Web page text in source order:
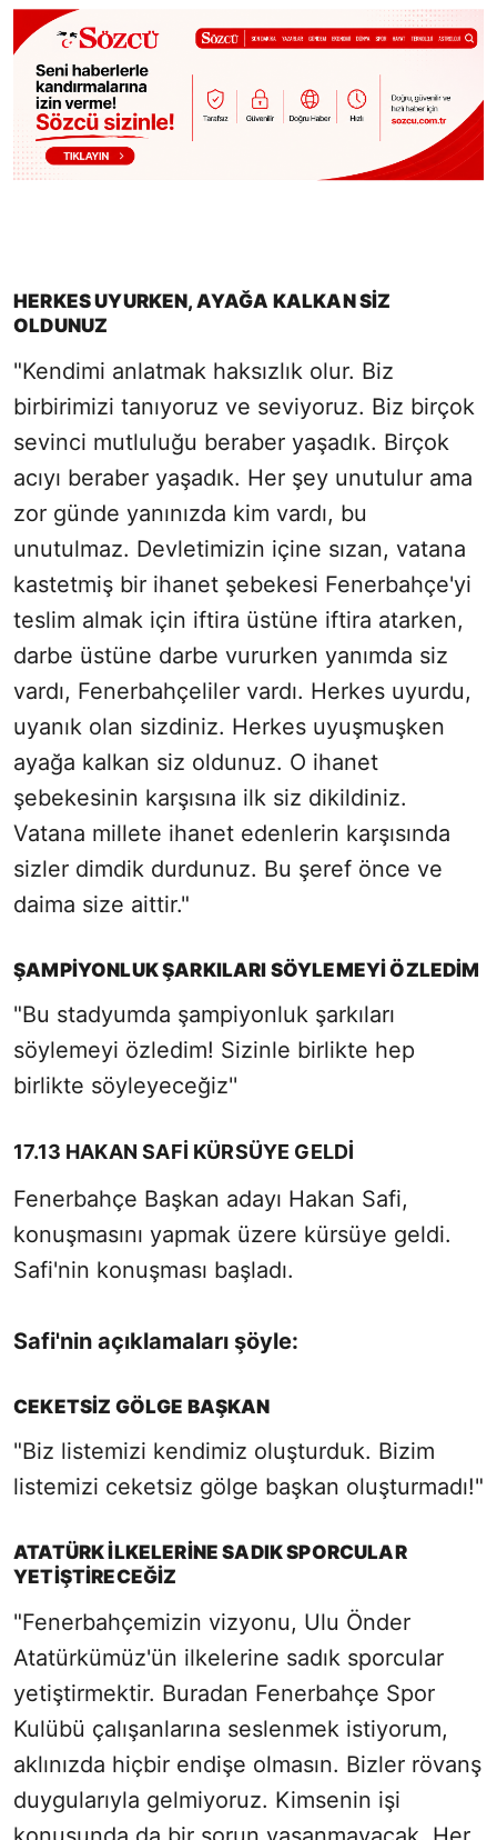
HERKES UYURKEN, AYAĞA KALKAN SİZ
OLDUNUZ
"Kendimi anlatmak haksızlık olur. Biz
birbirimizi tanıyoruz ve seviyoruz. Biz birçok
sevinci mutluluğu beraber yaşadık. Birçok
acıyı beraber yaşadık. Her şey unutulur ama
zor günde yanınızda kim vardı, bu
unutulmaz. Devletimizin içine sızan, vatana
kastetmiş bir ihanet şebekesi Fenerbahçe'yi
teslim almak için iftira üstüne iftira atarken,
darbe üstüne darbe vururken yanımda siz
vardı, Fenerbahçeliler vardı. Herkes uyurdu,
uyanık olan sizdiniz. Herkes uyuşmuşken
ayağa kalkan siz oldunuz. O ihanet
şebekesinin karşısına ilk siz dikildiniz.
Vatana millete ihanet edenlerin karşısında
sizler dimdik durdunuz. Bu şeref önce ve
daima size aittir."
ŞAMPİYONLUK ŞARKILARI SÖYLEMEYİ ÖZLEDİM
"Bu stadyumda şampiyonluk şarkıları
söylemeyi özledim! Sizinle birlikte hep
birlikte söyleyeceğiz''
17.13 HAKAN SAFİ KÜRSÜYE GELDİ
Fenerbahçe Başkan adayı Hakan Safi,
konuşmasını yapmak üzere kürsüye geldi.
Safi'nin konuşması başladı.
Safi'nin açıklamaları şöyle:
CEKETSİZ GÖLGE BAŞKAN
"Biz listemizi kendimiz oluşturduk. Bizim
listemizi ceketsiz gölge başkan oluşturmadı!"
ATATÜRK İLKELERİNE SADIK SPORCULAR
YETİŞTİRECEĞİZ
"Fenerbahçemizin vizyonu, Ulu Önder
Atatürkümüz'ün ilkelerine sadık sporcular
yetiştirmektir. Buradan Fenerbahçe Spor
Kulübü çalışanlarına seslenmek istiyorum,
aklınızda hiçbir endişe olmasın. Bizler rövanş
duygularıyla gelmiyoruz. Kimsenin işi